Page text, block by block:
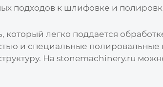
подходов к шлифовке и
легко поддается
и специальные полировальные
На stonemachinery.ru